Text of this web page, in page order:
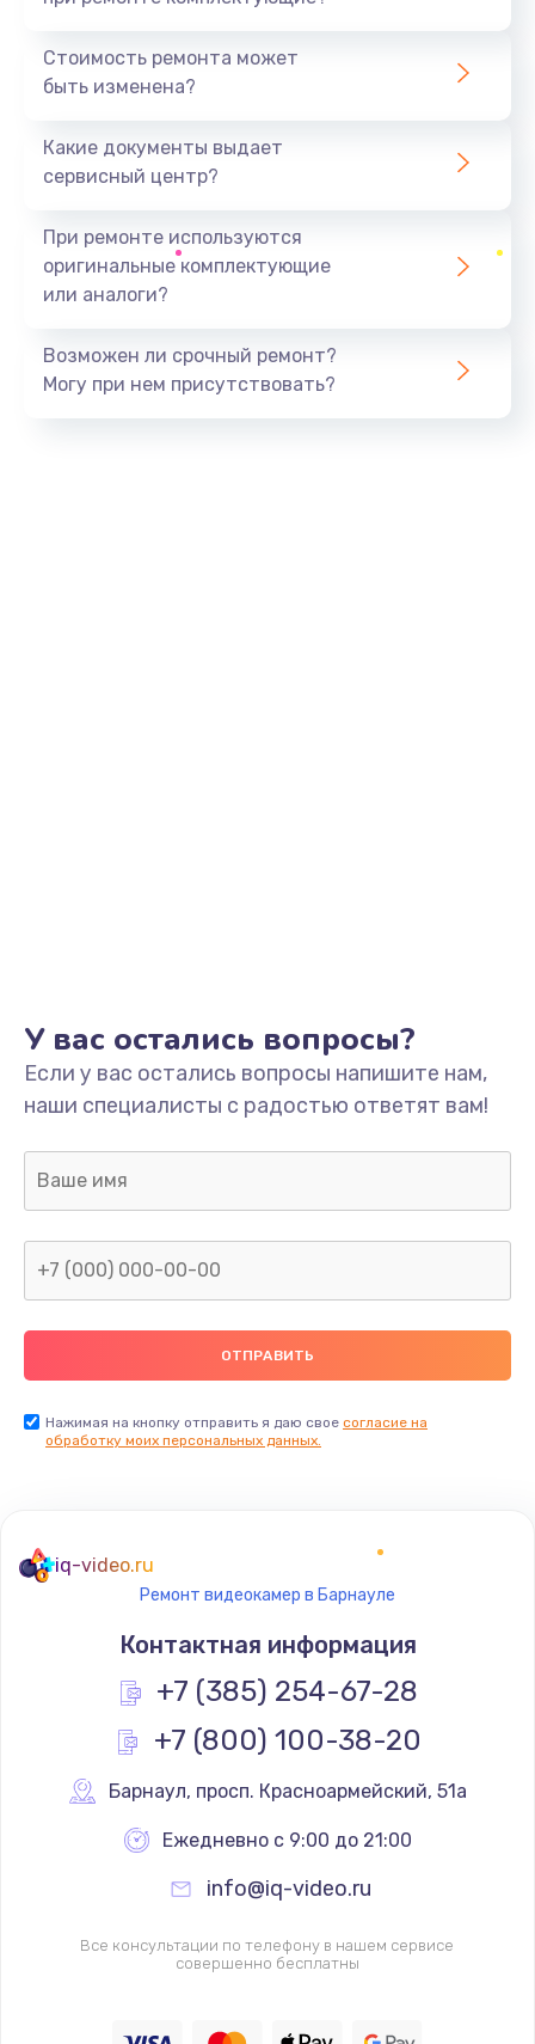
1440 руб.
Ремонт южного моста
Замена батарейки BIOS
Заказать
Замена/Pемонт карбюратора
1300 руб.
Заказать
Ремонт капиллярной трубки
400 руб.
Заказать
Замена термостата
1200 руб.
Заказать
Замена реле
Замена термопредохранителя
700 руб.
Заказать
2500 руб.
Стоимость ремонта может
быть изменена?
Какие документы выдает
сервисный центр?
При ремонте используются
оригинальные комплектующие
или аналоги?
Возможен ли срочный ремонт?
Могу при нем присутствовать?
У вас остались вопросы?
Если у вас остались вопросы напишите нам,
наши специалисты с радостью ответят вам!
Нажимая на кнопку отправить я даю свое согласие на
обработку моих персональных данных.
iq-video.ru
Ремонт видеокамер в Барнауле
Контактная информация
+7 (385) 254-67-28
+7 (800) 100-38-20
Барнаул, просп. Красноармейский, 51а
Ежедневно с 9:00 до 21:00
info@iq-video.ru
Все консультации по телефону в нашем сервисе
совершенно бесплатны